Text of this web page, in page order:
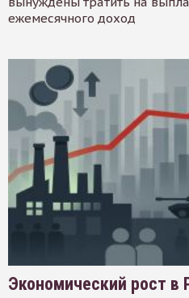
ежемесячного доход
Экономический рост в